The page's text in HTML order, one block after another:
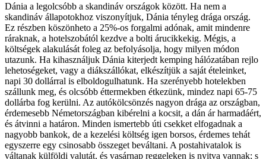
Dánia a legolcsóbb a skandináv országok között. Ha nem a
skandináv állapotokhoz viszonyítjuk, Dánia tényleg drága ország.
Ez részben köszönheto a 25%-os forgalmi adónak, amit mindenre
ráraknak, a hotelszobától kezdve a bolti árucikkekig. Mégis, a
költségek alakulását foleg az befolyásolja, hogy milyen módon
utazunk. Ha kihasználjuk Dánia kiterjedt kemping hálózatában rejlo
lehetoségeket, vagy a diákszállókat, elkészítjük a saját ételeinket,
napi 30 dollárral is elboldogulhatunk. Ha szerényebb hotelekben
szállunk meg, és olcsóbb éttermekben étkezünk, mindez napi 65-75
dollárba fog kerülni. Az autókölcsönzés nagyon drága az országban,
érdemesebb Németországban kibérelni a kocsit, a dán ár harmadáért,
és átvinni a határon. Minden ismertebb úti csekket elfogadnak a
nagyobb bankok, de a kezelési költség igen borsos, érdemes tehát
egyszerre egy csinosabb összeget beváltani. A postahivatalok is
váltanak külföldi valutát, és vasárnap reggeleken is nyitva vannak; s